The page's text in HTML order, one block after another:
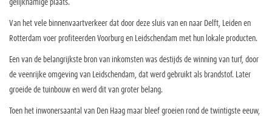
gelijknamige plaats.
Van het vele binnenvaartverkeer dat door deze sluis van en naar Delft, Leiden en
Rotterdam voer profiteerden Voorburg en Leidschendam met hun lokale producten.
Een van de belangrijkste bron van inkomsten was destijds de winning van turf, door
de veenrijke omgeving van Leidschendam, dat werd gebruikt als brandstof. Later
groeide de tuinbouw en werd dit van groter belang.
Toen het inwonersaantal van Den Haag maar bleef groeien rond de twintigste eeuw,